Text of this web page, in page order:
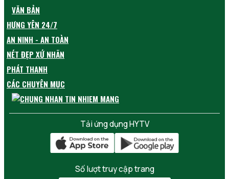
VĂN BẢN
HƯNG YÊN 24/7
AN NINH - AN TOÀN
NÉT ĐẸP XỨ NHÃN
PHÁT THANH
CÁC CHUYÊN MỤC
Tải ứng dụng HYTV
Số lượt truy cập trang